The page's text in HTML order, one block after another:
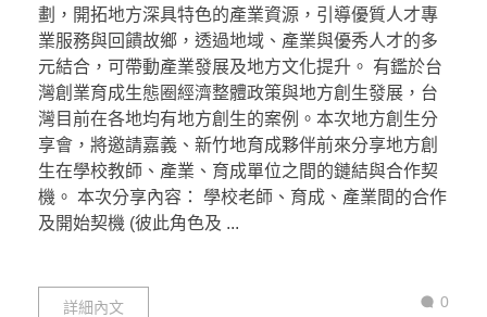
劃，開拓地方深具特色的產業資源，引導優質人才專
業服務與回饋故鄉，透過地域、產業與優秀人才的多
元結合，可帶動產業發展及地方文化提升。 有鑑於台
灣創業育成生態圈經濟整體政策與地方創生發展，台
灣目前在各地均有地方創生的案例。本次地方創生分
享會，將邀請嘉義、新竹地育成夥伴前來分享地方創
生在學校教師、產業、育成單位之間的鏈結與合作契
機。 本次分享內容： 學校老師、育成、產業間的合作
及開始契機 (彼此角色及 ...
詳細內文 0